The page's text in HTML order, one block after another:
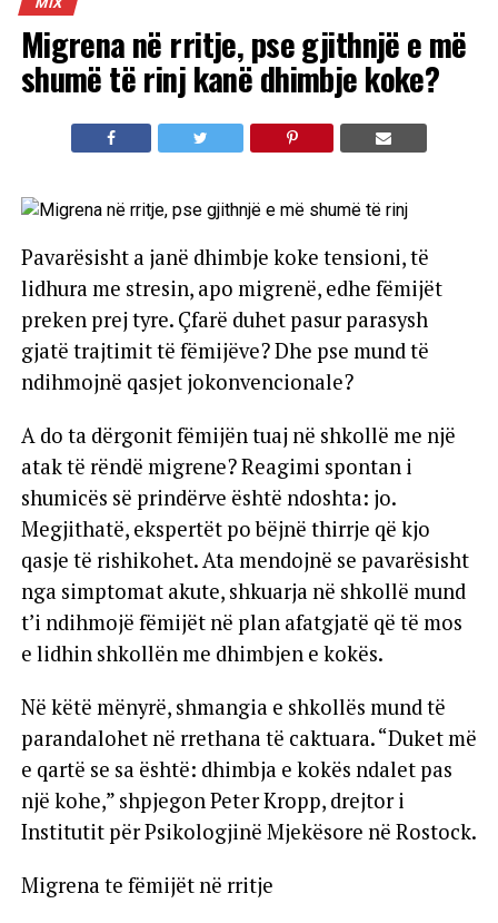
Migrena në rritje, pse gjithnjë e më
shumë të rinj kanë dhimbje koke?
Pavarësisht a janë dhimbje koke tensioni, të
lidhura me stresin, apo migrenë, edhe fëmijët
preken prej tyre. Çfarë duhet pasur parasysh
gjatë trajtimit të fëmijëve? Dhe pse mund të
ndihmojnë qasjet jokonvencionale?
A do ta dërgonit fëmijën tuaj në shkollë me një
atak të rëndë migrene? Reagimi spontan i
shumicës së prindërve është ndoshta: jo.
Megjithatë, ekspertët po bëjnë thirrje që kjo
qasje të rishikohet. Ata mendojnë se pavarësisht
nga simptomat akute, shkuarja në shkollë mund
t’i ndihmojë fëmijët në plan afatgjatë që të mos
e lidhin shkollën me dhimbjen e kokës.
Në këtë mënyrë, shmangia e shkollës mund të
parandalohet në rrethana të caktuara. “Duket më
e qartë se sa është: dhimbja e kokës ndalet pas
një kohe,” shpjegon Peter Kropp, drejtor i
Institutit për Psikologjinë Mjekësore në Rostock.
Migrena te fëmijët në rritje